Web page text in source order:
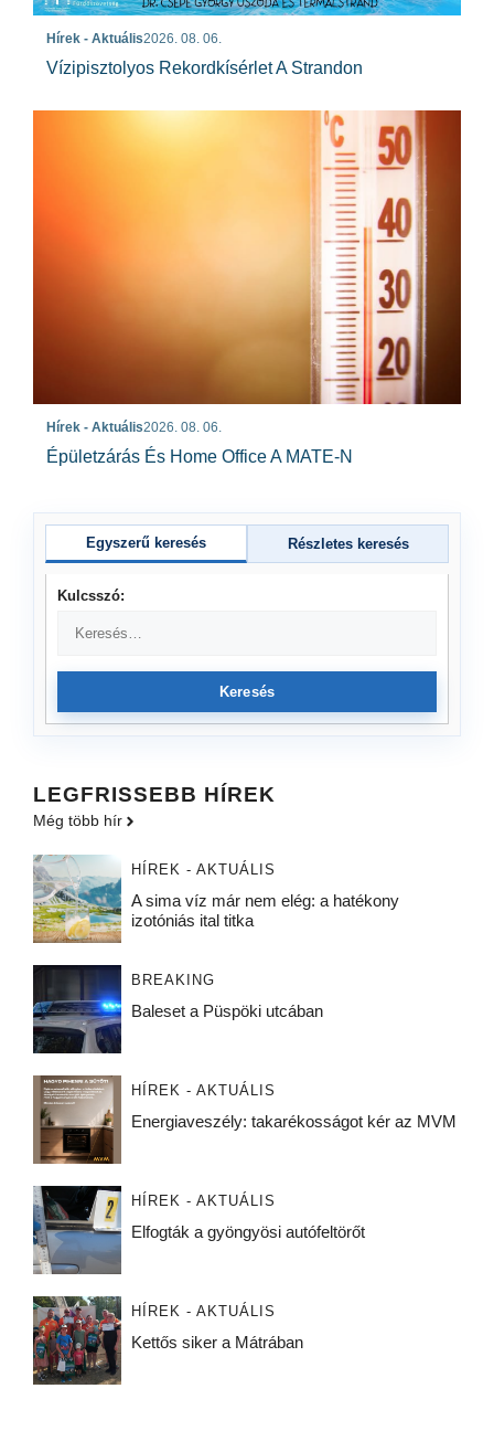
Hírek - Aktuális2026. 08. 06.
Vízipisztolyos Rekordkísérlet A Strandon
Hírek - Aktuális2026. 08. 06.
Épületzárás És Home Office A MATE-N
Egyszerű keresés Részletes keresés
Kulcsszó:
Keresés
LEGFRISSEBB HÍREK
Még több hír
HÍREK - AKTUÁLIS
A sima víz már nem elég: a hatékony
izotóniás ital titka
BREAKING
Baleset a Püspöki utcában
HÍREK - AKTUÁLIS
Energiaveszély: takarékosságot kér az MVM
HÍREK - AKTUÁLIS
Elfogták a gyöngyösi autófeltörőt
HÍREK - AKTUÁLIS
Kettős siker a Mátrában